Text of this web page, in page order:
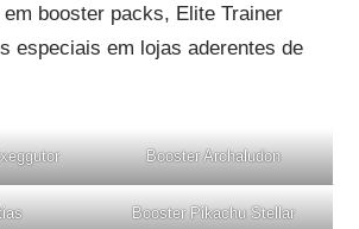
booster packs, Elite Trainer
especiais em lojas aderentes de
Booster Archaludon
Booster Pikachu Stellar